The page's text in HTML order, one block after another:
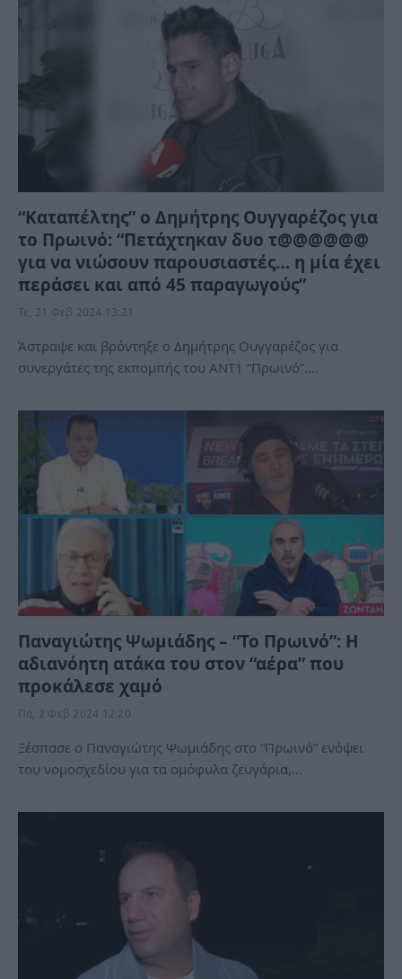
“Καταπέλτης” ο Δημήτρης Ουγγαρέζος για
το Πρωινό: “Πετάχτηκαν δυο τ@@@@@@
για να νιώσουν παρουσιαστές… η μία έχει
περάσει και από 45 παραγωγούς”
Τε, 21 Φεβ 2024 13:21
Άστραψε και βρόντηξε ο Δημήτρης Ουγγαρέζος για
συνεργάτες της εκπομπής του ΑΝΤ1 “Πρωινό”.…
Παναγιώτης Ψωμιάδης – “Το Πρωινό”: Η
αδιανόητη ατάκα του στον “αέρα” που
προκάλεσε χαμό
Πα, 2 Φεβ 2024 12:20
Ξέσπασε ο Παναγιώτης Ψωμιάδης στο “Πρωινό” ενόψει
του νομοσχεδίου για τα ομόφυλα ζευγάρια,…